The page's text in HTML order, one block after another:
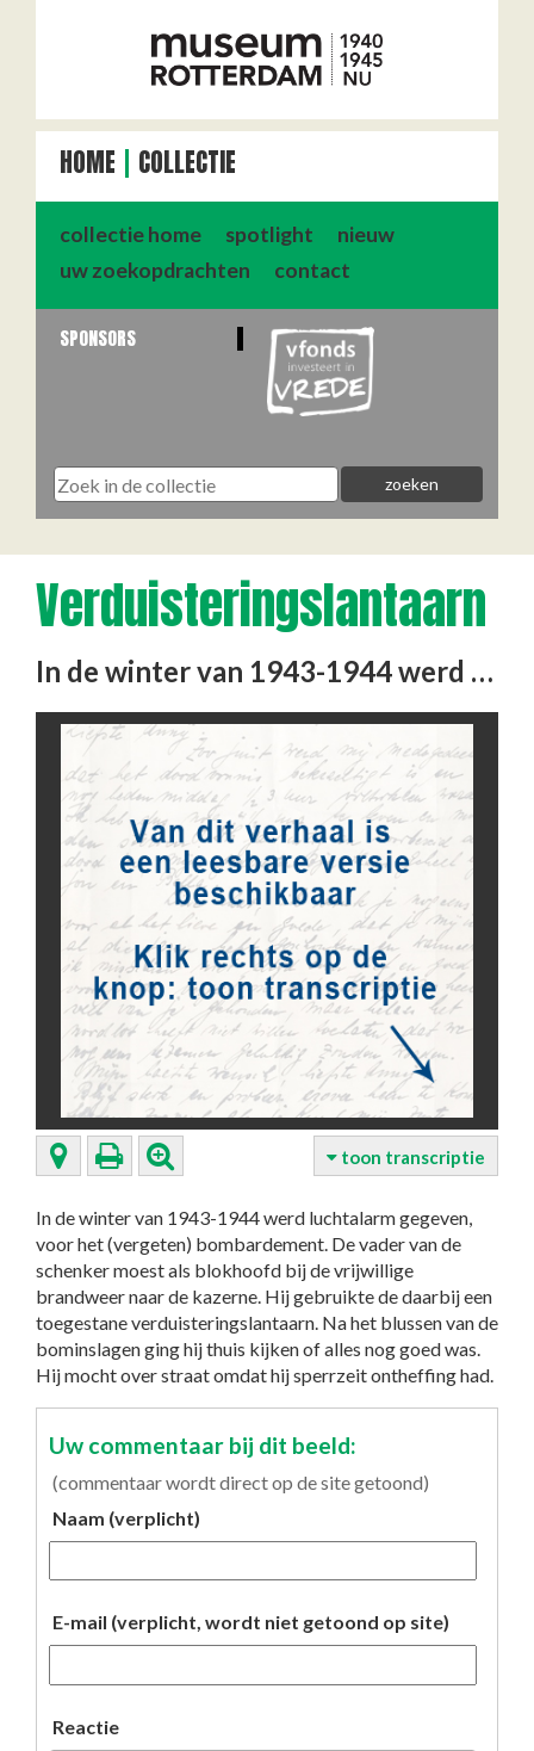
HOME COLLECTIE
collectie home spotlight
nieuw
uw zoekopdrachten
contact
SPONSORS
Verduisteringslantaarn
In de winter van 1943-1944 werd luchtalarm gegeven, voor het (vergeten) bombardement. De vader van de schenker moest …
toon transcriptie
In de winter van 1943-1944 werd luchtalarm gegeven,
voor het (vergeten) bombardement. De vader van de
schenker moest als blokhoofd bij de vrijwillige
brandweer naar de kazerne. Hij gebruikte de daarbij een
toegestane verduisteringslantaarn. Na het blussen van de
bominslagen ging hij thuis kijken of alles nog goed was.
Hij mocht over straat omdat hij sperrzeit ontheffing had.
Uw commentaar bij dit beeld:
(commentaar wordt direct op de site getoond)
Naam (verplicht)
E-mail (verplicht, wordt niet getoond op site)
Reactie